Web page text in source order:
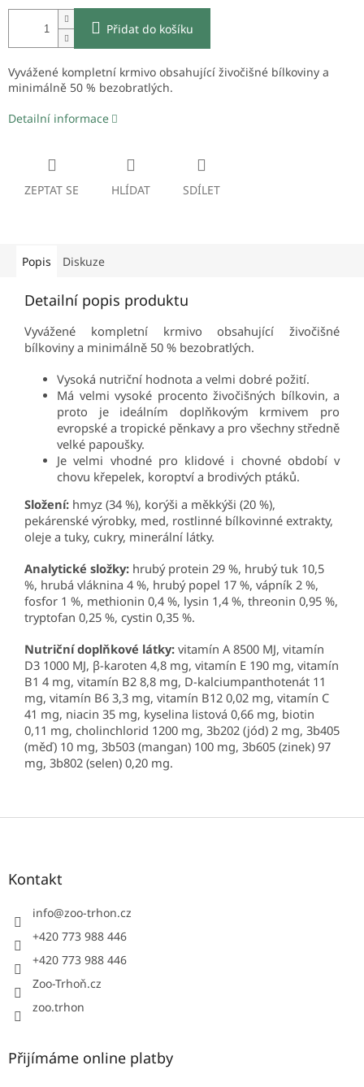
Přidat do košíku
Vyvážené kompletní krmivo obsahující živočišné bílkoviny a
minimálně 50 % bezobratlých.
Detailní informace
ZEPTAT SE HLÍDAT SDÍLET
Popis Diskuze
Detailní popis produktu
Vyvážené kompletní krmivo obsahující živočišné
bílkoviny a minimálně 50 % bezobratlých.
Vysoká nutriční hodnota a velmi dobré požití.
Má velmi vysoké procento živočišných bílkovin, a
proto je ideálním doplňkovým krmivem pro
evropské a tropické pěnkavy a pro všechny středně
velké papoušky.
Je velmi vhodné pro klidové i chovné období v
chovu křepelek, koroptví a brodivých ptáků.
Složení: hmyz (34 %), korýši a měkkýši (20 %),
pekárenské výrobky, med, rostlinné bílkovinné extrakty,
oleje a tuky, cukry, minerální látky.
Analytické složky: hrubý protein 29 %, hrubý tuk 10,5
%, hrubá vláknina 4 %, hrubý popel 17 %, vápník 2 %,
fosfor 1 %, methionin 0,4 %, lysin 1,4 %, threonin 0,95 %,
tryptofan 0,25 %, cystin 0,35 %.
Nutriční doplňkové látky: vitamín A 8500 MJ, vitamín
D3 1000 MJ, β-karoten 4,8 mg, vitamín E 190 mg, vitamín
B1 4 mg, vitamín B2 8,8 mg, D-kalciumpanthotenát 11
mg, vitamín B6 3,3 mg, vitamín B12 0,02 mg, vitamín C
41 mg, niacin 35 mg, kyselina listová 0,66 mg, biotin
0,11 mg, cholinchlorid 1200 mg, 3b202 (jód) 2 mg, 3b405
(měď) 10 mg, 3b503 (mangan) 100 mg, 3b605 (zinek) 97
mg, 3b802 (selen) 0,20 mg.
Z
Kontakt
info@zoo-trhon.cz
+420 773 988 446
+420 773 988 446
Zoo-Trhoň.cz
zoo.trhon
Přijímáme online platby